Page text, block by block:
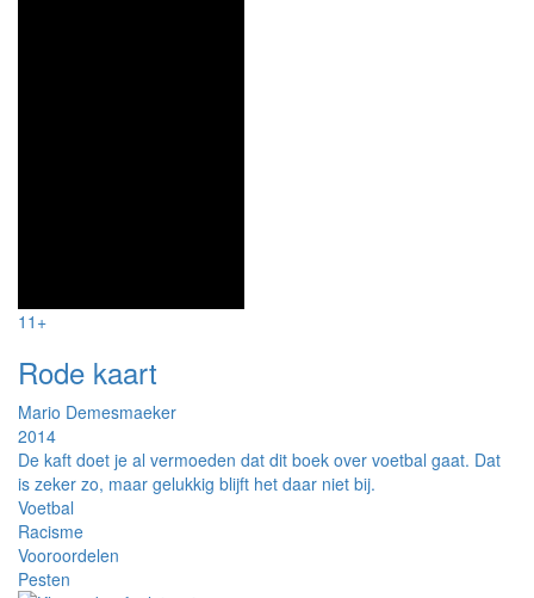
11+
Rode kaart
Mario Demesmaeker
2014
De kaft doet je al vermoeden dat dit boek over voetbal gaat. Dat
is zeker zo, maar gelukkig blijft het daar niet bij.
Voetbal
Racisme
Vooroordelen
Pesten